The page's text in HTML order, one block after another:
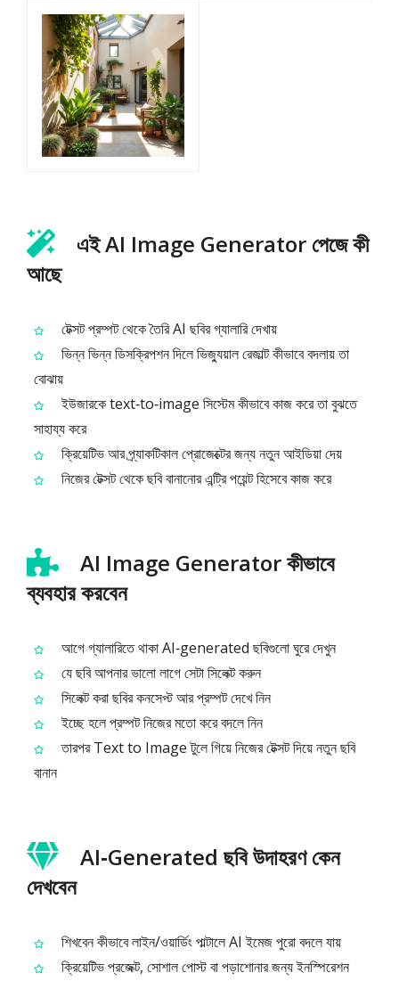
এই AI Image Generator পেজে কী
আছে
টেক্সট প্রম্পট থেকে তৈরি AI ছবির গ্যালারি দেখায়
ভিন্ন ভিন্ন ডিসক্রিপশন দিলে ভিজ্যুয়াল রেজাল্ট কীভাবে বদলায় তা
বোঝায়
ইউজারকে text‑to‑image সিস্টেম কীভাবে কাজ করে তা বুঝতে
সাহায্য করে
ক্রিয়েটিভ আর প্র্যাকটিকাল প্রোজেক্টের জন্য নতুন আইডিয়া দেয়
নিজের টেক্সট থেকে ছবি বানানোর এন্ট্রি পয়েন্ট হিসেবে কাজ করে
AI Image Generator কীভাবে
ব্যবহার করবেন
আগে গ্যালারিতে থাকা AI‑generated ছবিগুলো ঘুরে দেখুন
যে ছবি আপনার ভালো লাগে সেটা সিলেক্ট করুন
সিলেক্ট করা ছবির কনসেপ্ট আর প্রম্পট দেখে নিন
ইচ্ছে হলে প্রম্পট নিজের মতো করে বদলে নিন
তারপর Text to Image টুলে গিয়ে নিজের টেক্সট দিয়ে নতুন ছবি
বানান
AI‑Generated ছবি উদাহরণ কেন
দেখবেন
শিখবেন কীভাবে লাইন/ওয়ার্ডিং পাল্টালে AI ইমেজ পুরো বদলে যায়
ক্রিয়েটিভ প্রজেক্ট, সোশাল পোস্ট বা পড়াশোনার জন্য ইনস্পিরেশন